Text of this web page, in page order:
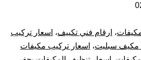
، ارقام فني تكييف، اسعار تركيب
مكيف سبليت، اسعار تركيب مكيفات